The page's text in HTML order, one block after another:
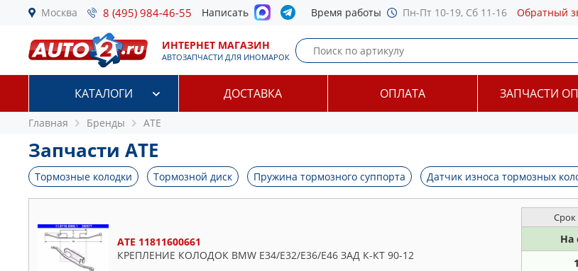
Москва 8 (495) 984-46-55 Написать Время работы Пн-Пт 10-19, Сб 11-16 Обратный
ИНТЕРНЕТ МАГАЗИН
АВТОЗАПЧАСТИ ДЛЯ ИНОМАРОК
КАТАЛОГИ ДОСТАВКА ОПЛАТА ЗАПЧАСТИ
Главная Бренды ATE
Запчасти ATE
Тормозные колодки Тормозной диск Пружина тормозного суппорта Датчик износа тормозных
ATE 11811600661
КРЕПЛЕНИЕ КОЛОДОК BMW E34/E32/E36/E46 ЗАД К-КТ 90-12
Срок
На